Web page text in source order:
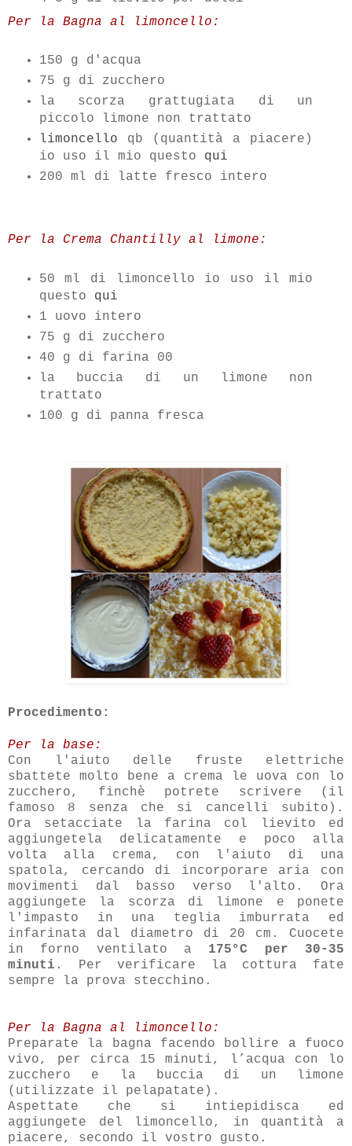
Per la Bagna al limoncello:
150 g d'acqua
75 g di zucchero
la scorza grattugiata di un
piccolo limone non trattato
limoncello qb (quantità a piacere)
io uso il mio questo qui
200 ml di latte fresco intero
Per la Crema Chantilly al limone:
50 ml di limoncello io uso il mio
questo qui
1 uovo intero
75 g di zucchero
40 g di farina 00
la buccia di un limone non
trattato
100 g di panna fresca
Procedimento:
Per la base:
Con l'aiuto delle fruste elettriche
sbattete molto bene a crema le uova con lo
zucchero, finchè potrete scrivere (il
famoso 8 senza che si cancelli subito).
Ora setacciate la farina col lievito ed
aggiungetela delicatamente e poco alla
volta alla crema, con l'aiuto di una
spatola, cercando di incorporare aria con
movimenti dal basso verso l'alto. Ora
aggiungete la scorza di limone e ponete
l'impasto in una teglia imburrata ed
infarinata dal diametro di 20 cm. Cuocete
in forno ventilato a 175°C per 30-35
minuti . Per verificare la cottura fate
sempre la prova stecchino.
Per la Bagna al limoncello:
Preparate la bagna facendo bollire a fuoco
vivo, per circa 15 minuti, l’acqua con lo
zucchero e la buccia di un limone
(utilizzate il pelapatate).
Aspettate che si intiepidisca ed
aggiungete del limoncello, in quantità a
piacere, secondo il vostro gusto.